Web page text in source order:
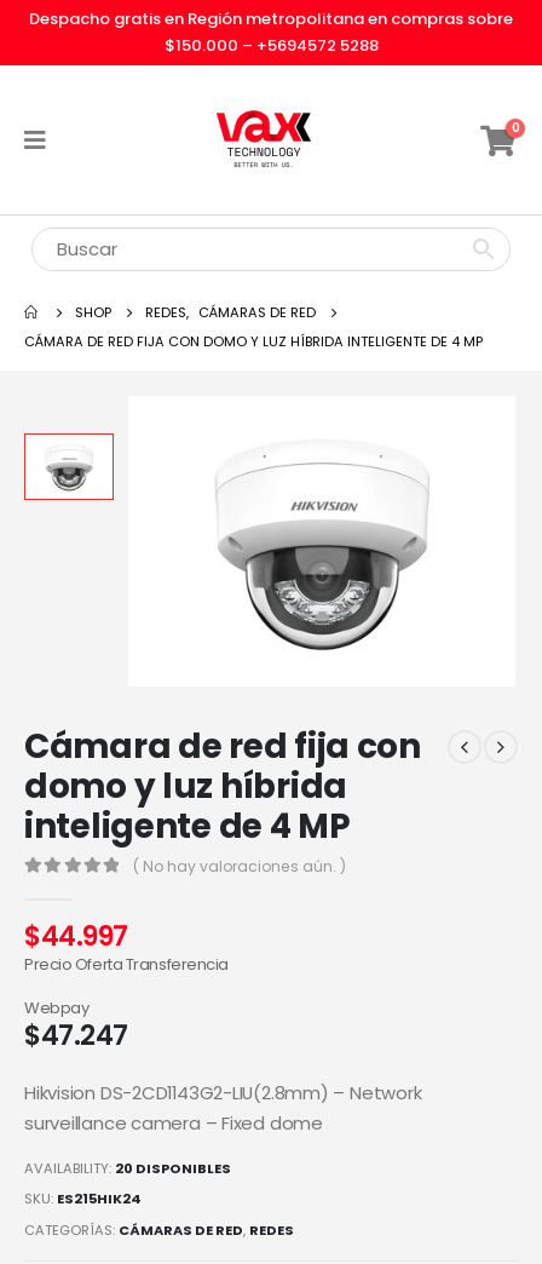
Despacho gratis en Región metropolitana en compras sobre
$150.000 – +5694572 5288
0
SHOP REDES, CÁMARAS DE RED
CÁMARA DE RED FIJA CON DOMO Y LUZ HÍBRIDA INTELIGENTE DE 4 MP
Cámara de red fija con
domo y luz híbrida
inteligente de 4 MP
( No hay valoraciones aún. )
$44.997
Precio Oferta Transferencia
$47.247
Webpay
Hikvision DS-2CD1143G2-LIU(2.8mm) – Network
surveillance camera – Fixed dome
AVAILABILITY: 20 DISPONIBLES
SKU: ES215HIK24
CATEGORÍAS: CÁMARAS DE RED, REDES